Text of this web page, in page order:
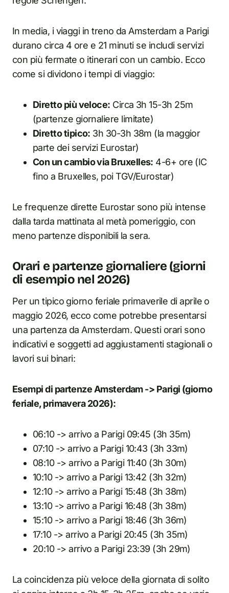
In media, i viaggi in treno da Amsterdam a Parigi
durano circa 4 ore e 21 minuti se includi servizi
con più fermate o itinerari con un cambio. Ecco
come si dividono i tempi di viaggio:
Diretto più veloce: Circa 3h 15-3h 25m
(partenze giornaliere limitate)
Diretto tipico: 3h 30-3h 38m (la maggior
parte dei servizi Eurostar)
Con un cambio via Bruxelles: 4-6+ ore (IC
fino a Bruxelles, poi TGV/Eurostar)
Le frequenze dirette Eurostar sono più intense
dalla tarda mattinata al metà pomeriggio, con
meno partenze disponibili la sera.
Orari e partenze giornaliere (giorni
di esempio nel 2026)
Per un tipico giorno feriale primaverile di aprile o
maggio 2026, ecco come potrebbe presentarsi
una partenza da Amsterdam. Questi orari sono
indicativi e soggetti ad aggiustamenti stagionali o
lavori sui binari:
Esempi di partenze Amsterdam -> Parigi (giorno
feriale, primavera 2026):
06:10 -> arrivo a Parigi 09:45 (3h 35m)
07:10 -> arrivo a Parigi 10:43 (3h 33m)
08:10 -> arrivo a Parigi 11:40 (3h 30m)
10:10 -> arrivo a Parigi 13:42 (3h 32m)
12:10 -> arrivo a Parigi 15:48 (3h 38m)
13:10 -> arrivo a Parigi 16:48 (3h 38m)
15:10 -> arrivo a Parigi 18:46 (3h 36m)
17:10 -> arrivo a Parigi 20:45 (3h 35m)
20:10 -> arrivo a Parigi 23:39 (3h 29m)
La coincidenza più veloce della giornata di solito